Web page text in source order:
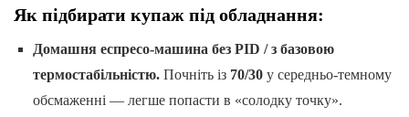
Як підбирати купаж під обладнання:
Домашня еспресо-машина без PID / з базовою
термостабільністю.Почніть із 70/30у середньо-темному
обсмаженні — легше попасти в «солодку точку».